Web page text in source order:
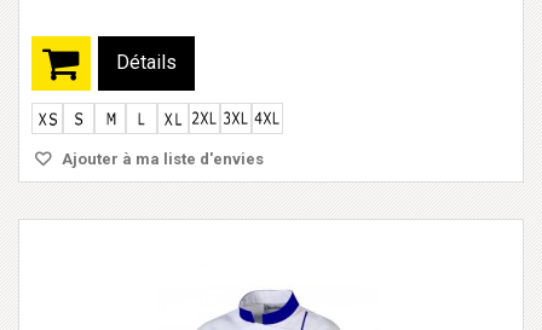
Détails
Ajouter à ma liste d'envies